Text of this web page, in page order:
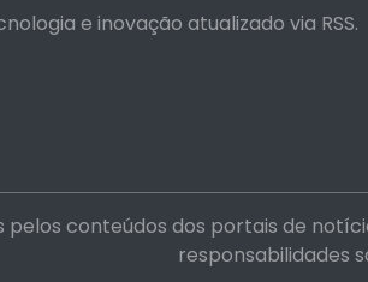
e inovação atualizado via RSS.
pelos conteúdos dos portais de
responsabilidades